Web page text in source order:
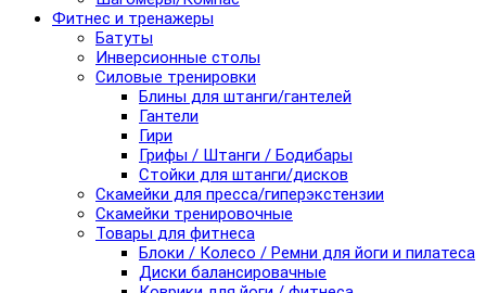
Фитнес и тренажеры
Батуты
Инверсионные столы
Силовые тренировки
Блины для штанги/гантелей
Гантели
Гири
Грифы / Штанги / Бодибары
Стойки для штанги/дисков
Скамейки для пресса/гиперэкстензии
Скамейки тренировочные
Товары для фитнеса
Блоки / Колесо / Ремни для йоги и пилатеса
Диски балансировачные